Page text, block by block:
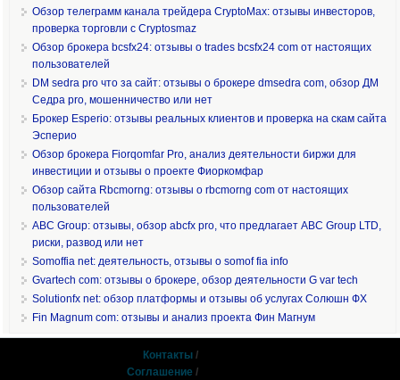
Обзор телеграмм канала трейдера CryptoMax: отзывы инвесторов,
проверка торговли с Cryptosmaz
Обзор брокера bcsfx24: отзывы о trades bcsfx24 com от настоящих
пользователей
DM sedra pro что за сайт: отзывы о брокере dmsedra com, обзор ДМ
Седра pro, мошенничество или нет
Брокер Esperio: отзывы реальных клиентов и проверка на скам сайта
Эсперио
Обзор брокера Fiorqomfar Pro, анализ деятельности биржи для
инвестиции и отзывы о проекте Фиоркомфар
Обзор сайта Rbcmorng: отзывы о rbcmorng com от настоящих
пользователей
ABC Group: отзывы, обзор abcfx pro, что предлагает ABC Group LTD,
риски, развод или нет
Somoffia net: деятельность, отзывы о somof fia info
Gvartech com: отзывы о брокере, обзор деятельности G var tech
Solutionfx net: обзор платформы и отзывы об услугах Солюшн ФХ
Fin Magnum com: отзывы и анализ проекта Фин Магнум
Контакты /
Соглашение /